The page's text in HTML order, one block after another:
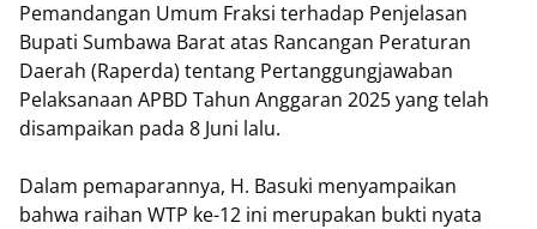
Pemandangan Umum Fraksi terhadap Penjelasan
Bupati Sumbawa Barat atas Rancangan Peraturan
Daerah (Raperda) tentang Pertanggungjawaban
Pelaksanaan APBD Tahun Anggaran 2025 yang telah
disampaikan pada 8 Juni lalu.
​Dalam pemaparannya, H. Basuki menyampaikan
bahwa raihan WTP ke-12 ini merupakan bukti nyata